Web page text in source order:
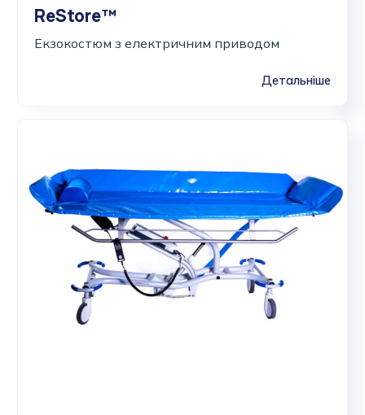
ReStore™
Екзокостюм з електричним приводом
Детальніше